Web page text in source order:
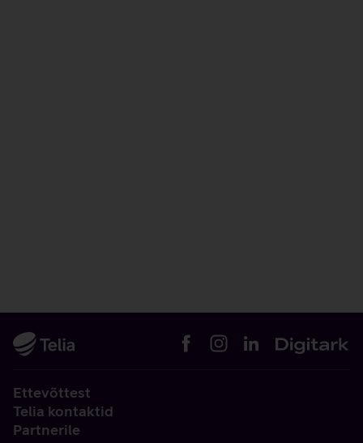
Ettevõttest
Telia kontaktid
Partnerile